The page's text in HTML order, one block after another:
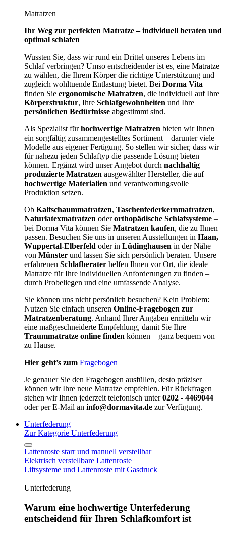
Matratzen
Ihr Weg zur perfekten Matratze – individuell beraten und
optimal schlafen
Wussten Sie, dass wir rund ein Drittel unseres Lebens im
Schlaf verbringen? Umso entscheidender ist es, eine Matratze
zu wählen, die Ihrem Körper die richtige Unterstützung und
zugleich wohltuende Entlastung bietet. Bei Dorma Vita
finden Sie ergonomische Matratzen, die individuell auf Ihre
Körperstruktur, Ihre Schlafgewohnheiten und Ihre
persönlichen Bedürfnisse abgestimmt sind.
Als Spezialist fürhochwertige Matratzen bieten wir Ihnen
ein sorgfältig zusammengestelltes Sortiment – darunter viele
Modelle aus eigener Fertigung. So stellen wir sicher, dass wir
für nahezu jeden Schlaftyp die passende Lösung bieten
können. Ergänzt wird unser Angebot durch nachhaltig
produzierte Matratzen ausgewählter Hersteller, die auf
hochwertige Materialien und verantwortungsvolle
Produktion setzen.
Ob Kaltschaummatratzen, Taschenfederkernmatratzen,
Naturlatexmatratzen oderorthopädische Schlafsysteme –
bei Dorma Vita können Sie Matratzen kaufen, die zu Ihnen
passen. Besuchen Sie uns in unseren Ausstellungen in Haan,
Wuppertal-Elberfeld oder in Lüdinghausen in der Nähe
von Münster und lassen Sie sich persönlich beraten. Unsere
erfahrenen Schlafberater helfen Ihnen vor Ort, die ideale
Matratze für Ihre individuellen Anforderungen zu finden –
durch Probeliegen und eine umfassende Analyse.
Sie können uns nicht persönlich besuchen? Kein Problem:
Nutzen Sie einfach unseren Online-Fragebogen zur
Matratzenberatung. Anhand Ihrer Angaben ermitteln wir
eine maßgeschneiderte Empfehlung, damit Sie Ihre
Traummatratze online finden können – ganz bequem von
zu Hause.
Hier geht’s zum Fragebogen
Je genauer Sie den Fragebogen ausfüllen, desto präziser
können wir Ihre neue Matratze empfehlen. Für Rückfragen
stehen wir Ihnen jederzeit telefonisch unter0202 - 4469044
oder per E-Mail an info@dormavita.de zur Verfügung.
Unterfederung
Zur Kategorie Unterfederung
Lattenroste starr und manuell verstellbar
Elektrisch verstellbare Lattenroste
Liftsysteme und Lattenroste mit Gasdruck
Unterfederung
Warum eine hochwertige Unterfederung
entscheidend für Ihren Schlafkomfort ist